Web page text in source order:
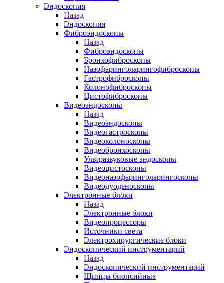
Эндоскопия
Назад
Эндоскопия
Фиброэндоскопы
Назад
Фиброэндоскопы
Бронхофиброскопы
Назофаринголарингофиброскопы
Гастрофиброскопы
Колонофиброскопы
Цистофиброскопы
Видеоэндоскопы
Назад
Видеоэндоскопы
Видеогастроскопы
Видеоколоноскопы
Видеобронхоскопы
Ультразвуковые эндоскопы
Видеоцистоскопы
Видеоназофаринголарингоскопы
Видеодуоденоскопы
Электронные блоки
Назад
Электронные блоки
Видеопроцессоры
Источники света
Электрохирургические блоки
Эндоскопический инструментарий
Назад
Эндоскопический инструментарий
Щипцы биопсийные